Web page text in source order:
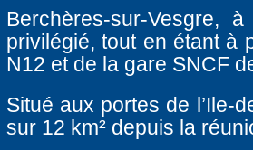
Berchères-sur-Vesgre,
privilégié, tout en étant à
N12 et de la gare SNCF
Situé aux portes de l’Ile-
sur 12 km² depuis la